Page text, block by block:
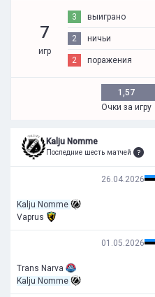
7
игр
3 выиграно
2 ничьи
2 поражения
1,57
Очки за игру
Kalju Nomme
Последние шесть матчей
26.04.2026
Kalju Nomme
Vaprus
01.05.2026
Trans Narva
Kalju Nomme